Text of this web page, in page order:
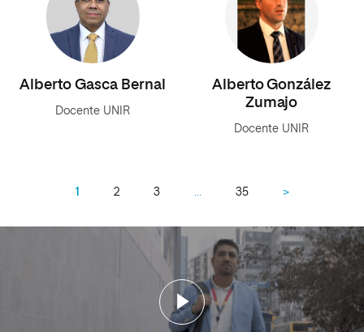
Alberto Gasca Bernal
Docente UNIR
Alberto González
Zumajo
Docente UNIR
1 2 3 … 35 >